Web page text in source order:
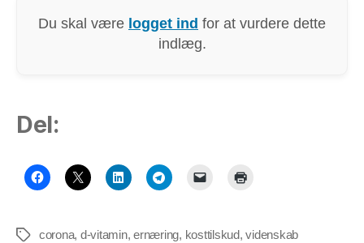
Du skal være logget ind for at vurdere dette
indlæg.
Del:
Tagscorona, d-vitamin,ernæring, kosttilskud,videnskab